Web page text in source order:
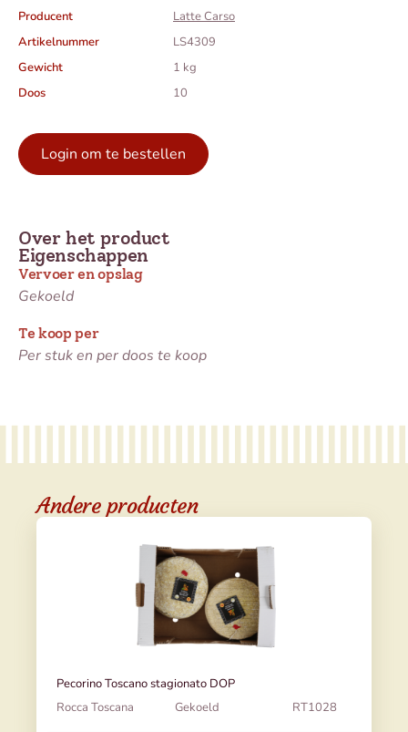
Producent
Latte Carso
Artikelnummer
LS4309
Gewicht
1 kg
Doos
10
Login om te bestellen
Eigenschappen
Vervoer en opslag
Gekoeld
Te koop per
Per stuk en per doos te koop
Over het product
Andere producten
Pecorino Toscano stagionato DOP
Rocca Toscana
Gekoeld RT1028